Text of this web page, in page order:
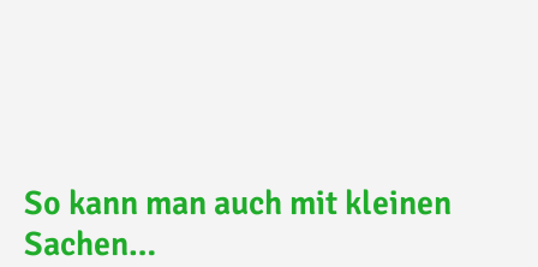
So kann man auch mit kleinen
Sachen…